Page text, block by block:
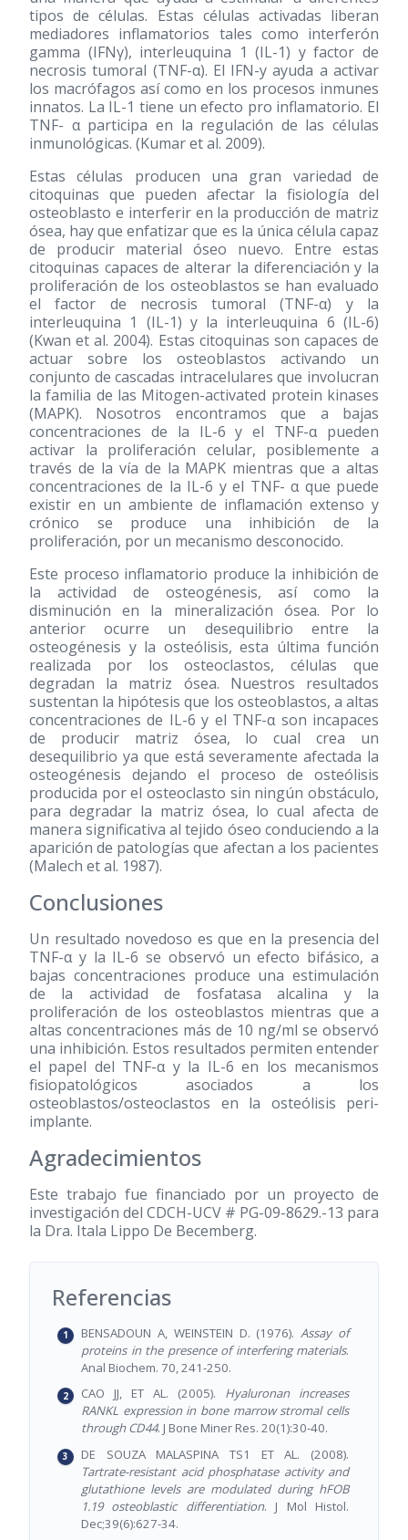
tipos de células. Estas células activadas liberan
mediadores inflamatorios tales como interferón
gamma (IFNγ), interleuquina 1 (IL-1) y factor de
necrosis tumoral (TNF-α). El IFN-y ayuda a activar
los macrófagos así como en los procesos inmunes
innatos. La IL-1 tiene un efecto pro inflamatorio. El
TNF- α participa en la regulación de las células
inmunológicas. (Kumar et al. 2009).
Estas células producen una gran variedad de
citoquinas que pueden afectar la fisiología del
osteoblasto e interferir en la producción de matriz
ósea, hay que enfatizar que es la única célula capaz
de producir material óseo nuevo. Entre estas
citoquinas capaces de alterar la diferenciación y la
proliferación de los osteoblastos se han evaluado
el factor de necrosis tumoral (TNF-α) y la
interleuquina 1 (IL-1) y la interleuquina 6 (IL-6)
(Kwan et al. 2004). Estas citoquinas son capaces de
actuar sobre los osteoblastos activando un
conjunto de cascadas intracelulares que involucran
la familia de las Mitogen-activated protein kinases
(MAPK). Nosotros encontramos que a bajas
concentraciones de la IL-6 y el TNF-α pueden
activar la proliferación celular, posiblemente a
través de la vía de la MAPK mientras que a altas
concentraciones de la IL-6 y el TNF- α que puede
existir en un ambiente de inflamación extenso y
crónico se produce una inhibición de la
proliferación, por un mecanismo desconocido.
Este proceso inflamatorio produce la inhibición de
la actividad de osteogénesis, así como la
disminución en la mineralización ósea. Por lo
anterior ocurre un desequilibrio entre la
osteogénesis y la osteólisis, esta última función
realizada por los osteoclastos, células que
degradan la matriz ósea. Nuestros resultados
sustentan la hipótesis que los osteoblastos, a altas
concentraciones de IL-6 y el TNF-α son incapaces
de producir matriz ósea, lo cual crea un
desequilibrio ya que está severamente afectada la
osteogénesis dejando el proceso de osteólisis
producida por el osteoclasto sin ningún obstáculo,
para degradar la matriz ósea, lo cual afecta de
manera significativa al tejido óseo conduciendo a la
aparición de patologías que afectan a los pacientes
(Malech et al. 1987).
Conclusiones
Un resultado novedoso es que en la presencia del
TNF-α y la IL-6 se observó un efecto bifásico, a
bajas concentraciones produce una estimulación
de la actividad de fosfatasa alcalina y la
proliferación de los osteoblastos mientras que a
altas concentraciones más de 10 ng/ml se observó
una inhibición. Estos resultados permiten entender
el papel del TNF-α y la IL-6 en los mecanismos
fisiopatológicos asociados a los
osteoblastos/osteoclastos en la osteólisis peri-
implante.
Agradecimientos
Este trabajo fue financiado por un proyecto de
investigación del CDCH-UCV # PG-09-8629.-13 para
la Dra. Itala Lippo De Becemberg.
Referencias
BENSADOUN A, WEINSTEIN D. (1976).Assay of
proteins in the presence of interfering materials.
Anal Biochem. 70, 241-250.
CAO JJ, ET AL. (2005). Hyaluronan increases
RANKL expression in bone marrow stromal cells
through CD44. J Bone Miner Res. 20(1):30-40.
DE SOUZA MALASPINA TS1 ET AL. (2008).
Tartrate-resistant acid phosphatase activity and
glutathione levels are modulated during hFOB
1.19 osteoblastic differentiation. J Mol Histol.
Dec;39(6):627-34.